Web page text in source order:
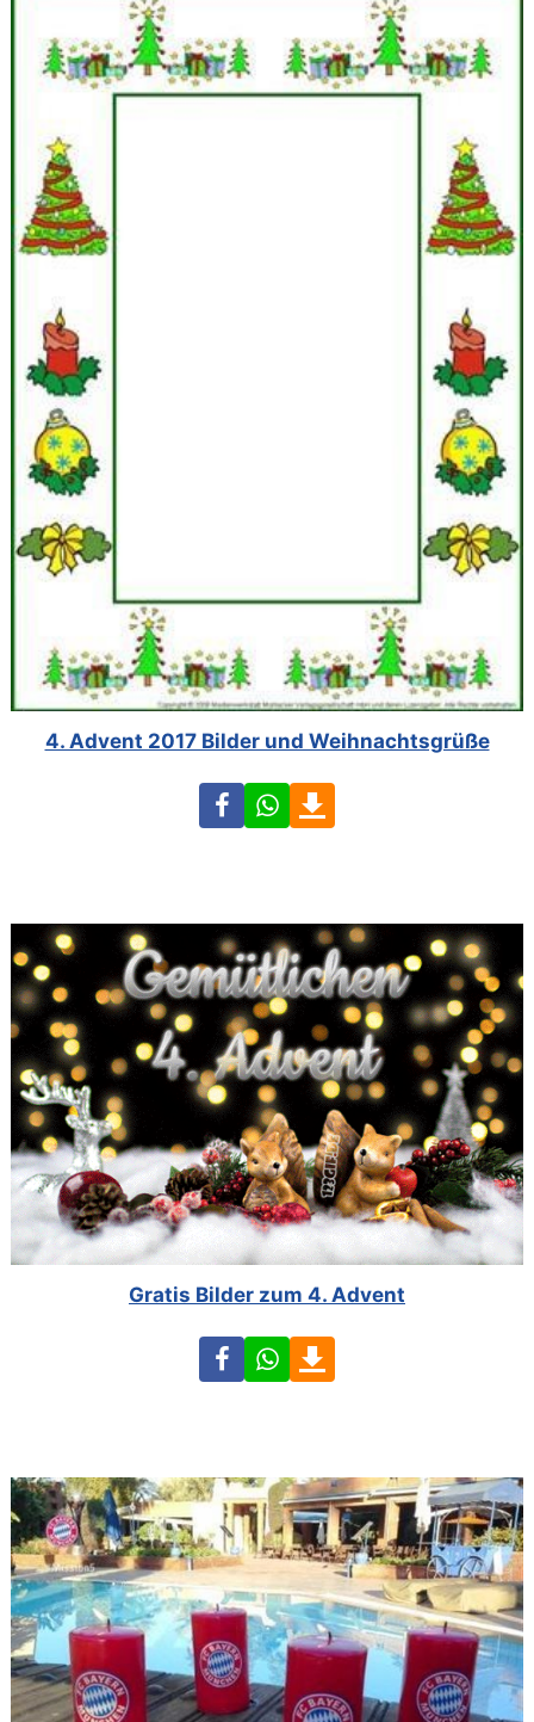
4. Advent 2017 Bilder und Weihnachtsgrüße
FacebookWhatsApp
Gratis Bilder zum 4. Advent
FacebookWhatsApp